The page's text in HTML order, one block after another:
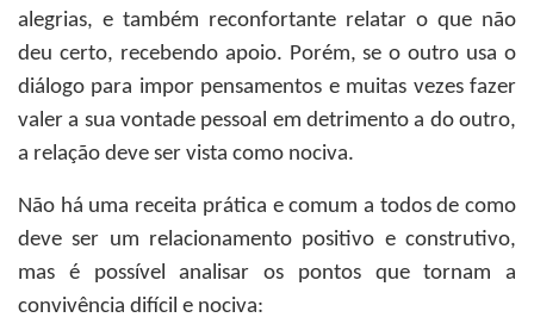
alegrias, e também reconfortante relatar o que não
deu certo, recebendo apoio. Porém, se o outro usa o
diálogo para impor pensamentos e muitas vezes fazer
valer a sua vontade pessoal em detrimento a do outro,
a relação deve ser vista como nociva.
Não há uma receita prática e comum a todos de como
deve ser um relacionamento positivo e construtivo,
mas é possível analisar os pontos que tornam a
convivência difícil e nociva: